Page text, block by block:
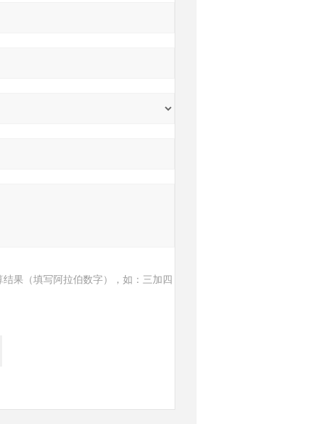
结果（填写阿拉伯数字），如：三加四